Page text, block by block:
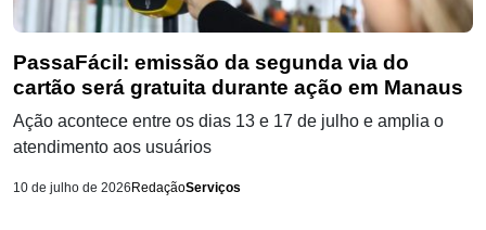
PassaFácil: emissão da segunda via do
cartão será gratuita durante ação em Manaus
Ação acontece entre os dias 13 e 17 de julho e amplia o
atendimento aos usuários
10 de julho de 2026 RedaçãoServiços